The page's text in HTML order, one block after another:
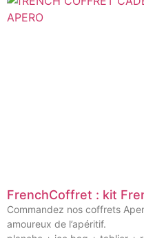
FrenchCoffret : kit
Commandez nos coffrets
amoureux de l’apéritif.